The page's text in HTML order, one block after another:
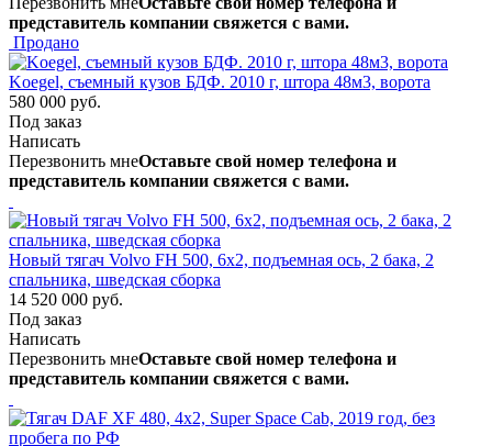
представитель компании свяжется с вами.
Продано
Koegel, съемный кузов БДФ. 2010 г, штора 48м3, ворота
580 000 руб.
Под заказ
Написать
Перезвонить мнеОставьте свой номер телефона и
представитель компании свяжется с вами.
Новый тягач Volvo FH 500, 6х2, подъемная ось, 2 бака, 2
спальника, шведская сборка
14 520 000 руб.
Под заказ
Написать
Перезвонить мнеОставьте свой номер телефона и
представитель компании свяжется с вами.